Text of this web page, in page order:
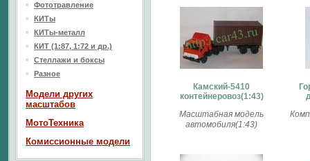
Камский-5410
контейнеровоз(1:43)
Масштабная модель
автомобиля(1:43)
Фототравление
КИТы
КИТы-металл
КИТ (1:87, 1:72 и др.)
Стеллажи и боксы
Разное
Модели других
масштабов
МотоТехника
Комиссионные модели